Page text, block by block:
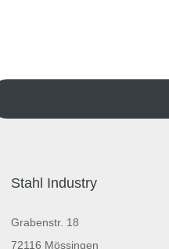
Stahl Industry
Grabenstr. 18
72116 Mössingen